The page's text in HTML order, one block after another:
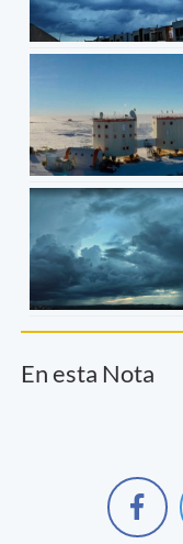
En esta Nota